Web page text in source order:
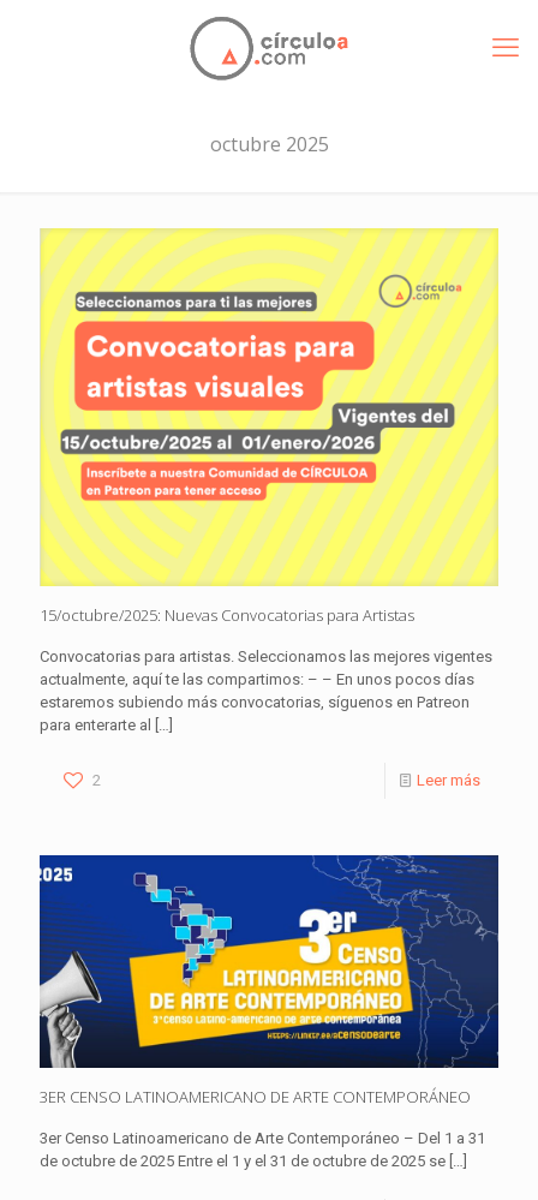
octubre 2025
15/octubre/2025: Nuevas Convocatorias para Artistas
Convocatorias para artistas. Seleccionamos las mejores vigentes
actualmente, aquí te las compartimos: – – En unos pocos días
estaremos subiendo más convocatorias, síguenos en Patreon
para enterarte al
[…]
2 Leer más
3ER CENSO LATINOAMERICANO DE ARTE CONTEMPORÁNEO
3er Censo Latinoamericano de Arte Contemporáneo – Del 1 a 31
de octubre de 2025 Entre el 1 y el 31 de octubre de 2025 se […]